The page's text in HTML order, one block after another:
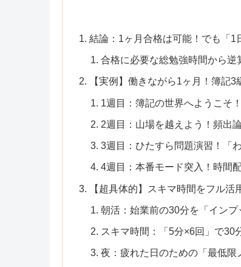
結論：1ヶ月合格は可能！でも「1
合格に必要な総勉強時間から逆
【実例】働きながら1ヶ月！簿記
1週目：簿記の世界へようこそ
2週目：山場を越えよう！頻出
3週目：ひたすら問題演習！「
4週目：本番モード突入！時間
【超具体的】スキマ時間をフル
朝活：始業前の30分を「イン
スキマ時間：「5分×6回」で30
夜：疲れた日のための「最低限